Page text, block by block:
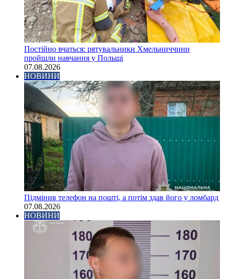
Постійно вчаться: рятувальники Хмельниччини
пройшли навчання у Польщі
07.08.2026
НОВИНИ
Підмінив телефон на пошті, а потім здав його у ломбард
07.08.2026
НОВИНИ